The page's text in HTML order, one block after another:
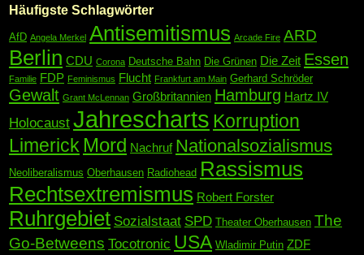
Häufigste Schlagwörter
AfD Angela Merkel Antisemitismus Arcade Fire ARD
Berlin CDU Corona Deutsche Bahn Die Grünen Die Zeit Essen
Familie FDP Feminismus Flucht Frankfurt am Main Gerhard Schröder
Gewalt Grant McLennan Großbritannien Hamburg Hartz IV
Holocaust Jahrescharts Korruption
Limerick Mord Nachruf Nationalsozialismus
Neoliberalismus Oberhausen Radiohead Rassismus
Rechtsextremismus Robert Forster
Ruhrgebiet Sozialstaat SPD Theater Oberhausen The
Go-Betweens Tocotronic USA Wladimir Putin ZDF